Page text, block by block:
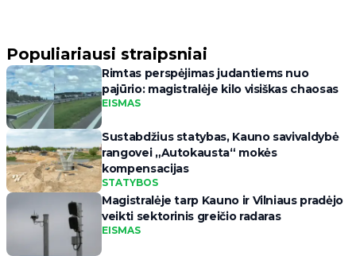
Populiariausi straipsniai
Rimtas perspėjimas judantiems nuo
pajūrio: magistralėje kilo visiškas chaosas
EISMAS
Sustabdžius statybas, Kauno savivaldybė
rangovei „Autokausta“ mokės
kompensacijas
STATYBOS
Magistralėje tarp Kauno ir Vilniaus pradėjo
veikti sektorinis greičio radaras
EISMAS